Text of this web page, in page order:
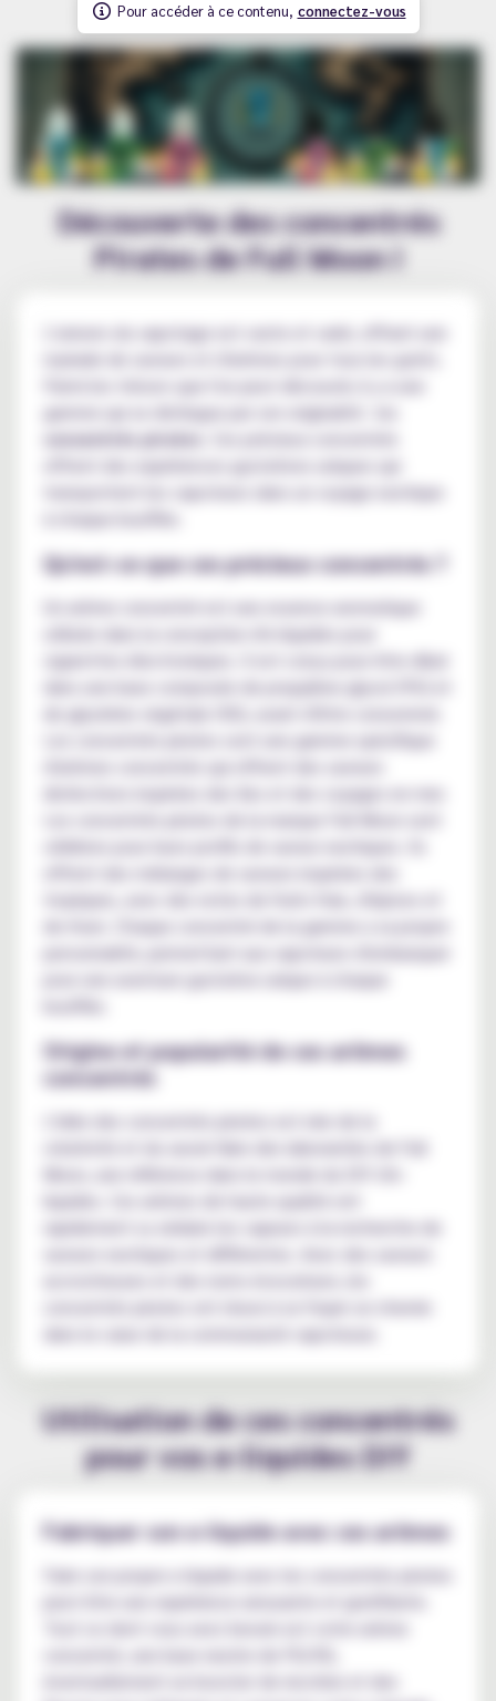
Pour accéder à ce contenu, connectez-vous
Découverte des concentrés
Pirates de Full Moon !
L'univers du vapotage est vaste et varié, offrant une
Parmi les trésors que l'on peut découvrir, il y a une
gamme qui se distingue par son originalité : les
concentrés pirates
offrent des expériences gustatives uniques qui
transportent les vapoteurs dans un voyage exotique
à chaque bouffée.
Qu'est-ce que ces précieux concentrés ?
Un arôme concentré est une essence aromatique
cigarettes électroniques. Il est conçu pour être dilué
dans une base composée de propylène glycol (PG) et
de glycérine végétale (VG), avant d'être consommé.
Les concentrés pirates sont une gamme spécifique
distinctives inspirées des îles et des voyages en mer.
offrent des mélanges de saveurs inspirées des
tropiques, avec des notes de fruits frais, d'épices et
de rhum. Chaque concentré de la gamme a sa propre
personnalité, permettant aux vapoteurs d'embarquer
pour une aventure gustative unique à chaque
Origine et popularité de ces arômes
concentrés
L'idée des concentrés pirates est née de la
rapidement su séduire les vapeurs à la recherche de
saveurs exotiques et différentes. Avec des saveurs
concentrés pirates ont réussi à se frayer un chemin
dans le cœur de la communauté vapoteuse.
Utilisation de ces concentrés
pour vos e-liquides DIY
Fabriquer son e-liquide avec ces arômes
Faire son propre e-liquide avec les concentrés pirates
peut être une expérience amusante et gratifiante.
éventuellement un booster de nicotine et des